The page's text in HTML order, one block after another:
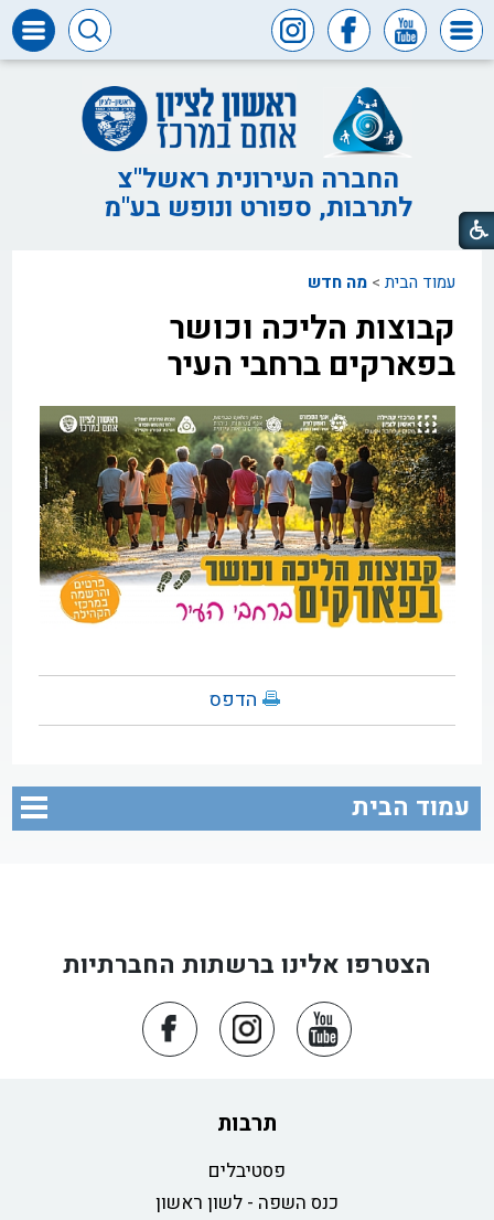
ומכרזים
חופש
המידע
דבר
ראש
דבר
החברה
צור
קשר
החברה העירונית ראשל"צ
לתרבות, ספורט ונופש בע"מ
עמוד הבית >מה חדש
קבוצות הליכה וכושר
בפארקים ברחבי העיר
הדפס
עמוד הבית
הצטרפו אלינו ברשתות החברתיות
תרבות
פסטיבלים
כנס השפה - לשון ראשון